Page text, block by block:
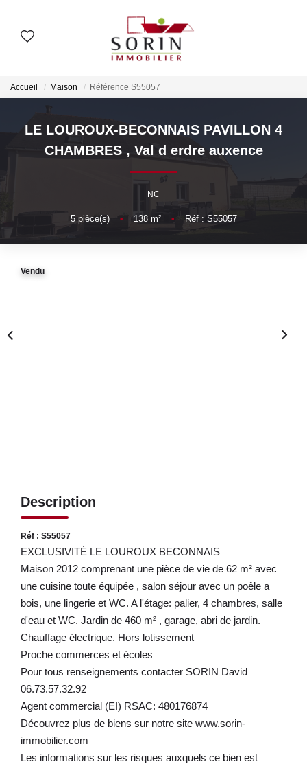
Nos Agences
Notre Histoire
ESTIMER
Estimation En Ligne
Estimation En Présentiel
Accueil Maison Référence S55057
LE LOUROUX-BECONNAIS PAVILLON 4
CHAMBRES , Val d erdre auxence
NC
5pièce(s) • 138m² • Réf : S55057
Vendu
Description
Réf : S55057
EXCLUSIVITÉ LE LOUROUX BECONNAIS
Maison 2012 comprenant une pièce de vie de 62 m² avec
une cuisine toute équipée , salon séjour avec un poêle a
bois, une lingerie et WC. A l'étage: palier, 4 chambres, salle
d'eau et WC. Jardin de 460 m² , garage, abri de jardin.
Chauffage électrique. Hors lotissement
Proche commerces et écoles
Pour tous renseignements contacter SORIN David
06.73.57.32.92
Agent commercial (EI) RSAC: 480176874
Découvrez plus de biens sur notre site www.sorin-
immobilier.com
Les informations sur les risques auxquels ce bien est